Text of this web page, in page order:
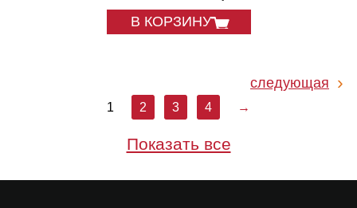
В КОРЗИНУ
следующая
1 2 3 4 →
Показать все